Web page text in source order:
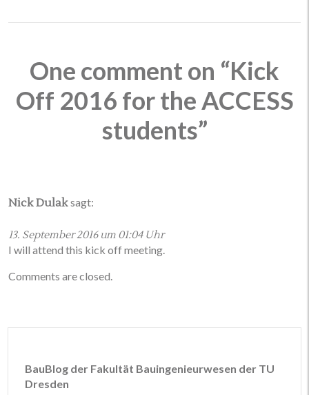
One comment on “Kick
Off 2016 for the ACCESS
students”
Nick Dulak sagt:
13. September 2016 um 01:04 Uhr
I will attend this kick off meeting.
Comments are closed.
BauBlog der Fakultät Bauingenieurwesen der TU
Dresden